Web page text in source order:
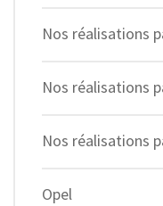
Nos réalisations
Nos réalisations
Nos réalisations
Opel